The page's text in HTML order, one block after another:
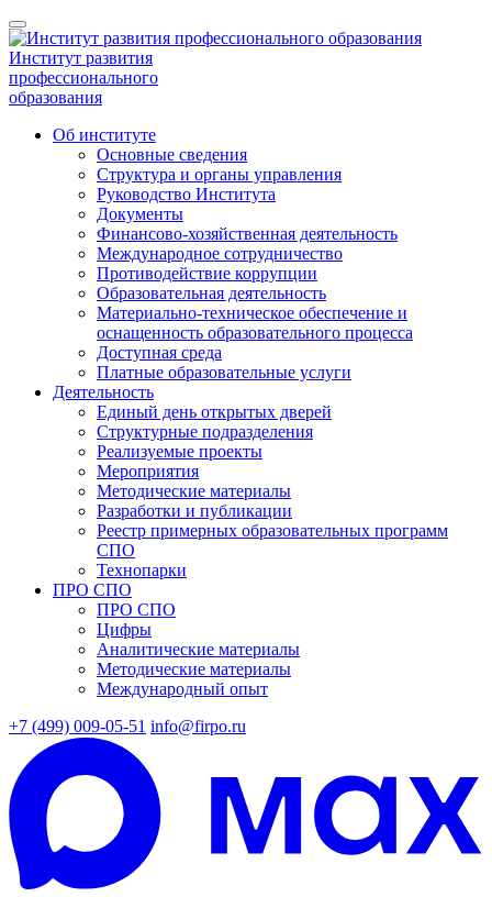
Институт развития
профессионального
образования
Об институте
Основные сведения
Структура и органы управления
Руководство Института
Документы
Финансово-хозяйственная деятельность
Международное сотрудничество
Противодействие коррупции
Образовательная деятельность
Материально-техническое обеспечение и
оснащенность образовательного процесса
Доступная среда
Платные образовательные услуги
Деятельность
Единый день открытых дверей
Структурные подразделения
Реализуемые проекты
Мероприятия
Методические материалы
Разработки и публикации
Реестр примерных образовательных программ
СПО
Технопарки
ПРО СПО
ПРО СПО
Цифры
Аналитические материалы
Методические материалы
Международный опыт
+7 (499) 009-05-51 info@firpo.ru